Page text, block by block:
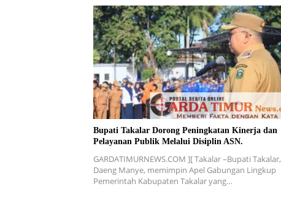
Bupati Takalar Dorong Peningkatan Kinerja dan
Pelayanan Publik Melalui Disiplin ASN.
GARDATIMURNEWS.COM ][ Takalar –Bupati Takalar,
Daeng Manye, memimpin Apel Gabungan Lingkup
Pemerintah Kabupaten Takalar yang…